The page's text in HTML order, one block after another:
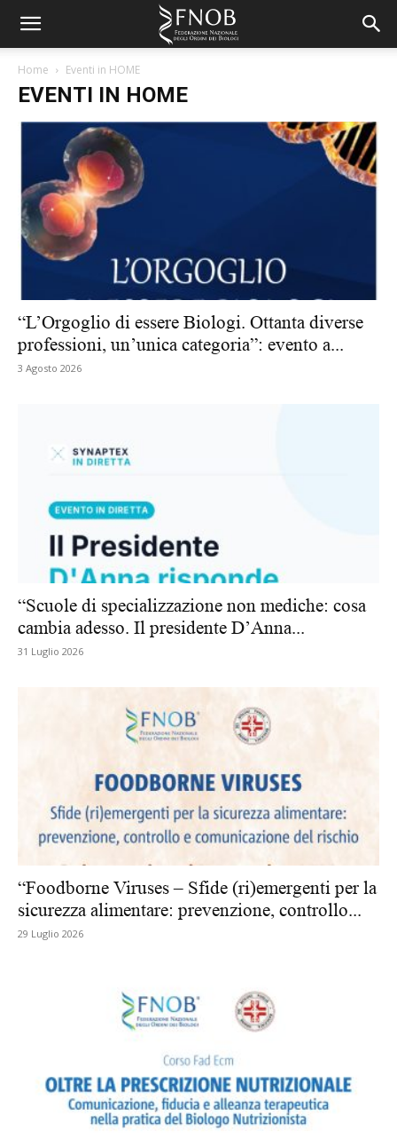
Home Eventi in HOME
EVENTI IN HOME
“L’Orgoglio di essere Biologi. Ottanta diverse
professioni, un’unica categoria”: evento a...
3 Agosto 2026
“Scuole di specializzazione non mediche: cosa
cambia adesso. Il presidente D’Anna...
31 Luglio 2026
“Foodborne Viruses – Sfide (ri)emergenti per la
sicurezza alimentare: prevenzione, controllo...
29 Luglio 2026